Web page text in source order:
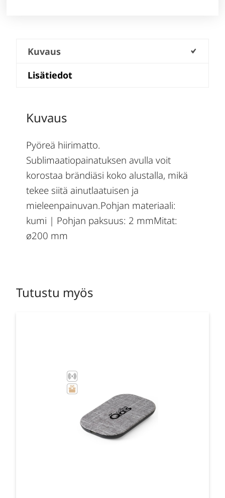
Kuvaus
Lisätiedot
Kuvaus
Pyöreä hiirimatto.
Sublimaatiopainatuksen avulla voit
korostaa brändiäsi koko alustalla, mikä
tekee siitä ainutlaatuisen ja
mieleenpainuvan.Pohjan materiaali:
kumi | Pohjan paksuus: 2 mmMitat:
ø200 mm
Tutustu myös